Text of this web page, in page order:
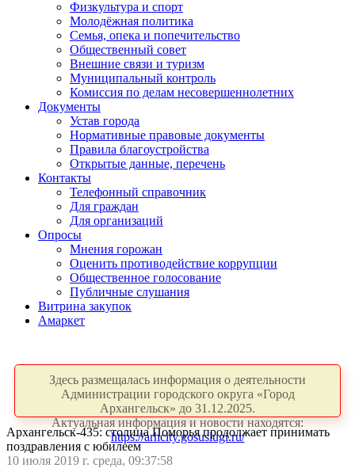
Физкультура и спорт
Молодёжная политика
Семья, опека и попечительство
Общественный совет
Внешние связи и туризм
Муниципальный контроль
Комиссия по делам несовершеннолетних
Документы
Устав города
Нормативные правовые документы
Правила благоустройства
Открытые данные, перечень
Контакты
Телефонный справочник
Для граждан
Для организаций
Опросы
Мнения горожан
Оценить противодействие коррупции
Общественное голосование
Публичные слушания
Витрина закупок
Амаркет
Здесь размещалась информация о деятельности
Администрации городского округа «Город
Архангельск» до 31.12.2025.
Актуальная информация и новости находятся:
https://arhcity.gosuslugi.ru/
Архангельск-435: столица Поморья продолжает принимать
поздравления с юбилеем
10 июля 2019 г. среда, 09:37:58